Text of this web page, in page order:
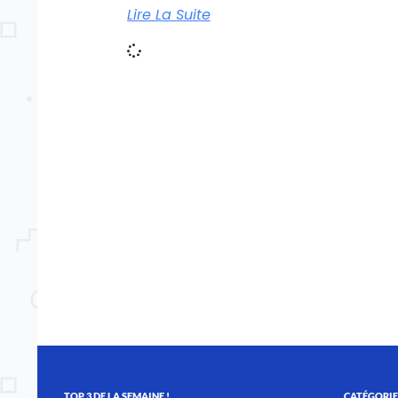
Lire La Suite